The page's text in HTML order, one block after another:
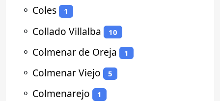
⚬ Coles 1
⚬ Collado Villalba 10
⚬ Colmenar de Oreja 1
⚬ Colmenar Viejo 5
⚬ Colmenarejo 1